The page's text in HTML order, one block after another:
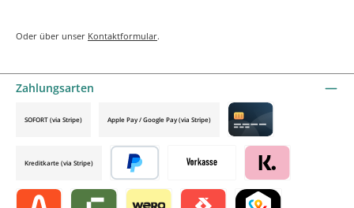
Oder über unser Kontaktformular.
Zahlungsarten
Vorkasse Klarna by mollie
SOFORT (via Stripe) Apple Pay / Google Pay (via Stripe)
Credit card by mollie
Kreditkarte (via Stripe)
Später bezahlen